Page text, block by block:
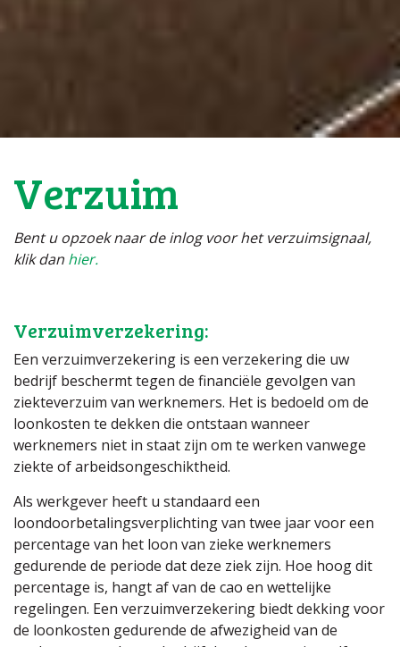
Verzuim
Bent u opzoek naar de inlog voor het verzuimsignaal,
klik dan hier.
Verzuimverzekering:
Een verzuimverzekering is een verzekering die uw
bedrijf beschermt tegen de financiële gevolgen van
ziekteverzuim van werknemers. Het is bedoeld om de
loonkosten te dekken die ontstaan wanneer
werknemers niet in staat zijn om te werken vanwege
ziekte of arbeidsongeschiktheid.
Als werkgever heeft u standaard een
loondoorbetalingsverplichting van twee jaar voor een
percentage van het loon van zieke werknemers
gedurende de periode dat deze ziek zijn. Hoe hoog dit
percentage is, hangt af van de cao en wettelijke
regelingen. Een verzuimverzekering biedt dekking voor
de loonkosten gedurende de afwezigheid van de